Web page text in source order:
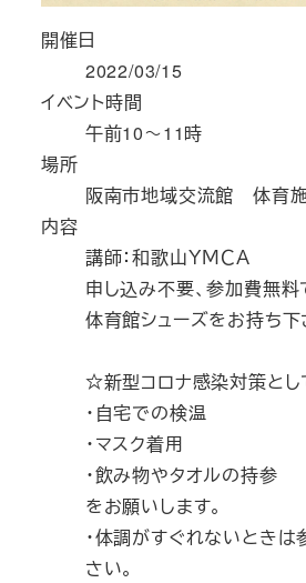
開催日
2022/03/15
イベント時間
午前10～11時
場所
阪南市地域交流館 体育
内容
講師：和歌山ＹＭＣＡ
申し込み不要、参加費無料
体育館シューズをお持ち下
☆新型コロナ感染対策とし
・自宅での検温
・マスク着用
・飲み物やタオルの持参
をお願いします。
・体調がすぐれないとき
さい。